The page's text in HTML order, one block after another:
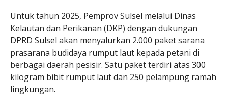
Untuk tahun 2025, Pemprov Sulsel melalui Dinas
Kelautan dan Perikanan (DKP) dengan dukungan
DPRD Sulsel akan menyalurkan 2.000 paket sarana
prasarana budidaya rumput laut kepada petani di
berbagai daerah pesisir. Satu paket terdiri atas 300
kilogram bibit rumput laut dan 250 pelampung ramah
lingkungan.